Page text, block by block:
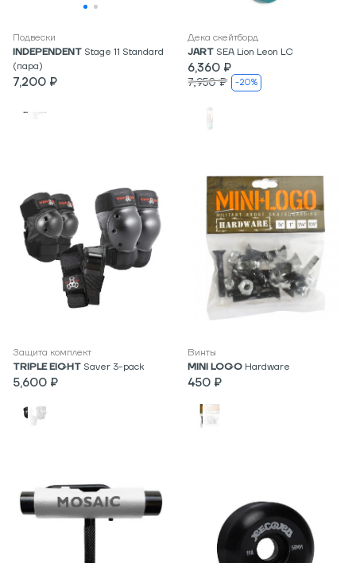
Подвески
INDEPENDENT Stage 11 Standard
(пара)
7,200 ₽
Дека скейтборд
JART SEA Lion Leon LC
6,360 ₽
7,950 ₽ -20%
Защита комплект
TRIPLE EIGHT Saver 3-pack
5,600 ₽
Винты
MINI LOGO Hardware
450 ₽